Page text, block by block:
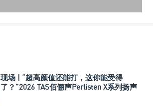
现场 | “超高颜值还能打，这你能受得
了？”2026 TAS佰俪声Perlisten X系列扬声